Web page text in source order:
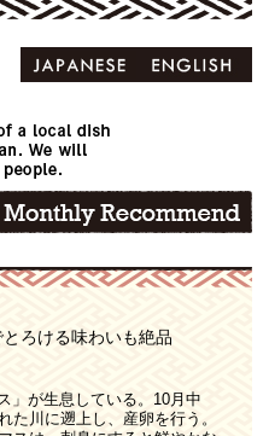
ろける味わいも絶品
」が生息している。10月中
た川に遡上し、産卵を行う。